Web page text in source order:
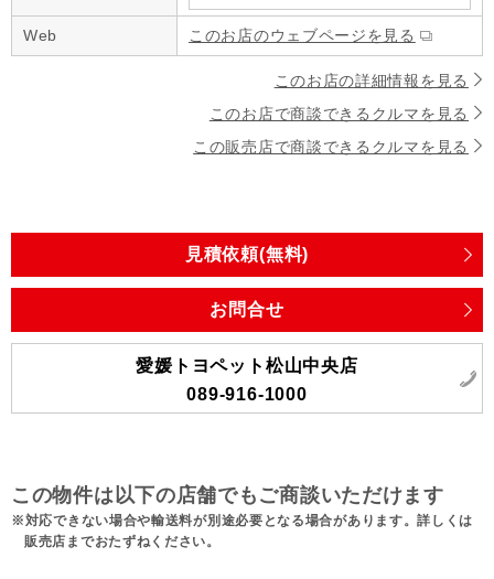
Web このお店のウェブページを見る
このお店の詳細情報を見る
このお店で商談できるクルマを見る
この販売店で商談できるクルマを見る
見積依頼(無料)
お問合せ
愛媛トヨペット松山中央店
089-916-1000
この物件は以下の店舗でもご商談いただけます
対応できない場合や輸送料が別途必要となる場合があります。詳しくは
販売店までおたずねください。